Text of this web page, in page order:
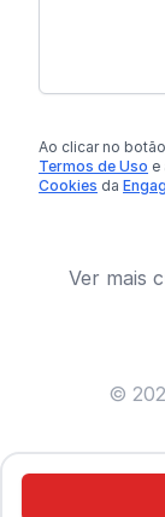
Ao clicar no botão
Termos de Uso e
Cookies da
Ver mais
©